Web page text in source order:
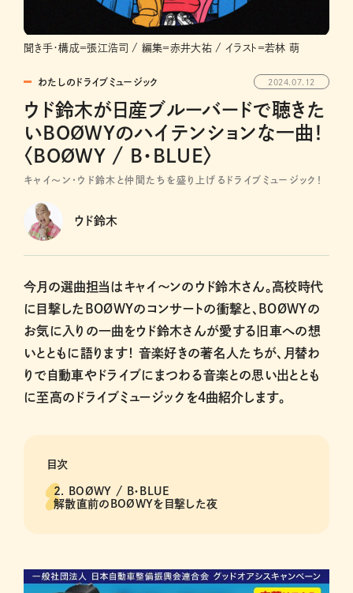
聞き手・構成＝張江浩司 / 編集＝赤井大祐 / イラスト＝若林 萌
わたしのドライブミュージック 2024.07.12
ウド鈴木が日産ブルーバードで聴きた
いBOØWYのハイテンションな一曲！
〈BOØWY / B・BLUE〉
キャイ～ン・ウド鈴木と仲間たちを盛り上げるドライブミュージック！
ウド鈴木
今月の選曲担当はキャイ～ンのウド鈴木さん。高校時代
に目撃したBOØWYのコンサートの衝撃と、BOØWYの
お気に入りの一曲をウド鈴木さんが愛する旧車への想
いとともに語ります！ 音楽好きの著名人たちが、月替わ
りで自動車やドライブにまつわる音楽との思い出ととも
に至高のドライブミュージックを4曲紹介します。
目次
2. BOØWY / B・BLUE
解散直前のBOØWYを目撃した夜